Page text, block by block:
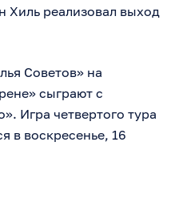
Хиль реализовал выход
Советов» на
сыграют с
Игра четвертого тура
в воскресенье, 16